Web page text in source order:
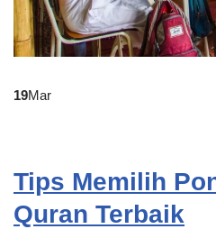
19Mar
Tips Memilih
Quran Terbaik